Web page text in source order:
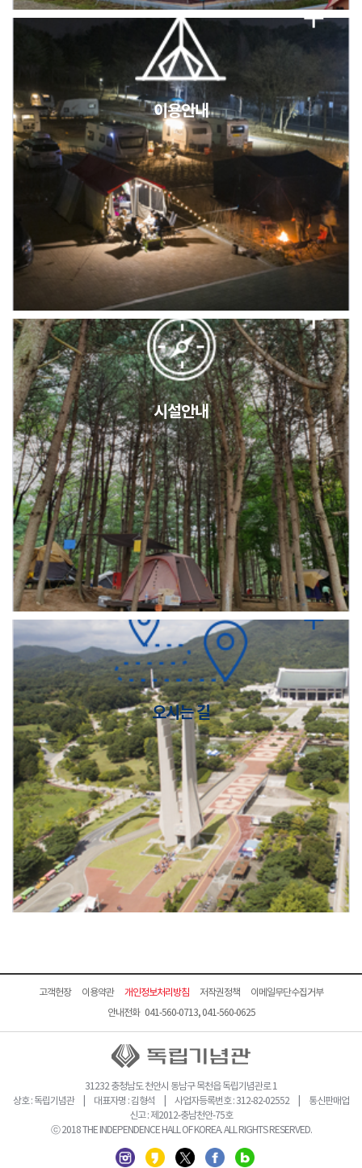
캠핑장(9월1일~6일) 미운영 공지
2026년 5월 캠핑장 안점 점검의 날 변경 안내
캠핑장(9월1일~6일) 미운영 공지
[6/1]전산시스템 점검 및 안정화에 따른 서비스 이용 제한 안내
이용안내
시설안내
오시는 길
고객헌장 이용약관 개인정보처리방침 저작권정책
이메일무단수집거부
안내전화 041-560-0713, 041-560-0625
31232 충청남도 천안시 동남구 목천읍 독립기념관로 1
상호 : 독립기념관 | 대표자명 : 김형석 | 사업자등록번호 : 312-82-02552 | 통신판매업
신고 : 제2012-충남천안-75호
ⓒ 2018 THE INDEPENDENCE HALL OF KOREA. ALL RIGHTS RESERVED.